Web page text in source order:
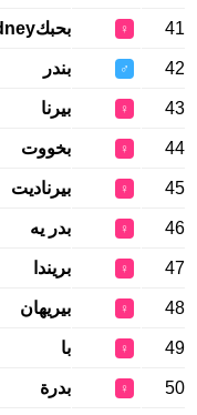
41
♀ بحبكRodney
42
♂ بندر
43
♀ بيرنا
44
♀ بخووت
45
♀ بيرناديت
46
♀ بدر يه
47
♀ بريندا
48
♀ بيريهان
49
♀ با
50
♀ بدرة